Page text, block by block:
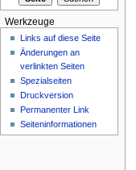
Werkzeuge
Links auf diese Seite
Änderungen an
verlinkten Seiten
Spezialseiten
Druckversion
Permanenter Link
Seiten­informationen